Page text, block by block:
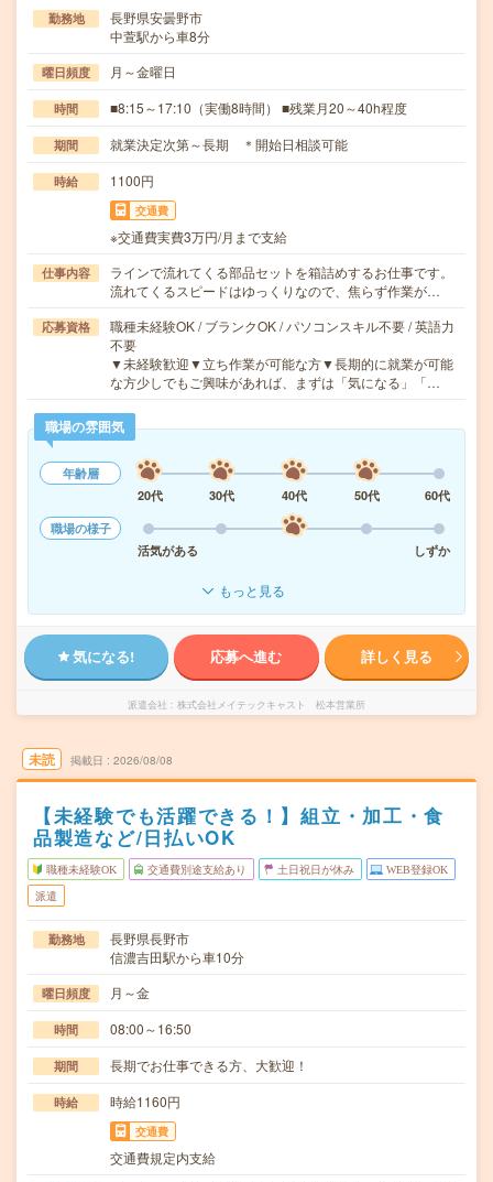
勤務地
長野県安曇野市
中萱駅から車8分
曜日頻度 月～金曜日
時間 ■8:15～17:10（実働8時間） ■残業月20～40h程度
期間 就業決定次第～長期 ＊開始日相談可能
時給 1100円
交通費
※交通費実費3万円/月まで支給
仕事内容
ラインで流れてくる部品セットを箱詰めするお仕事です。
流れてくるスピードはゆっくりなので、焦らず作業が…
応募資格
職種未経験OK / ブランクOK / パソコンスキル不要 / 英語力
不要
▼未経験歓迎▼立ち作業が可能な方▼長期的に就業が可能
な方少しでもご興味があれば、まずは「気になる」「…
職場の雰囲気
年齢層
20代
30代 40代 50代
60代
職場の様子
活気がある
しずか
もっと見る
気になる! 応募へ進む 詳しく見る
派遣会社 株式会社メイテックキャスト 松本営業所
未読 掲載日 2026/08/08
【未経験でも活躍できる！】組立・加工・食
品製造など/日払いOK
職種未経験OK 交通費別途支給あり 土日祝日が休み WEB登録OK
派遣
勤務地
長野県長野市
信濃吉田駅から車10分
曜日頻度 月～金
時間 08:00～16:50
期間 長期でお仕事できる方、大歓迎！
時給 時給1160円
交通費
交通費規定内支給